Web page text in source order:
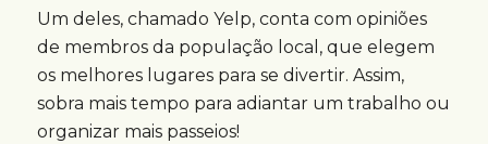
Um deles, chamado Yelp, conta com opiniões
de membros da população local, que elegem
os melhores lugares para se divertir. Assim,
sobra mais tempo para adiantar um trabalho ou
organizar mais passeios!